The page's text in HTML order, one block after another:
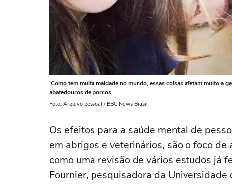
'Como tem muita maldade no mundo, essas coisas afetam muito a
abatedouros de porcos
Foto: Arquivo pessoal / BBC News Brasil
Os efeitos para a saúde mental de
em abrigos e veterinários, são o foco
como uma revisão de vários estudos já
Fournier, pesquisadora da